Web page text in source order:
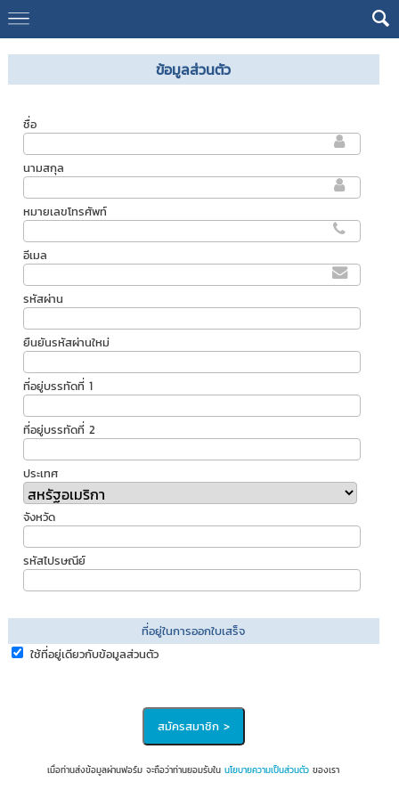
ข้อมูลส่วนตัว
ชื่อ
นามสกุล
หมายเลขโทรศัพท์
อีเมล
รหัสผ่าน
ยืนยันรหัสผ่านใหม่
ที่อยู่บรรทัดที่ 1
ที่อยู่บรรทัดที่ 2
ประเทศ
จังหวัด
รหัสไปรษณีย์
ที่อยู่ในการออกใบเสร็จ
ใช้ที่อยู่เดียวกับข้อมูลส่วนตัว
เมื่อท่านส่งข้อมูลผ่านฟอร์ม จะถือว่าท่านยอมรับในนโยบายความเป็นส่วนตัว ของเรา